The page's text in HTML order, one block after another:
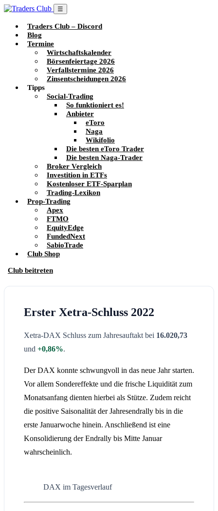
☰
Traders Club – Discord
Blog
Termine
Wirtschaftskalender
Börsenfeiertage 2026
Verfallstermine 2026
Zinsentscheidungen 2026
Tipps
Social-Trading
So funktioniert es!
Anbieter
eToro
Naga
Wikifolio
Die besten eToro Trader
Die besten Naga-Trader
Broker Vergleich
Investition in ETFs
Kostenloser ETF-Sparplan
Trading-Lexikon
Prop-Trading
Apex
FTMO
EquityEdge
FundedNext
SabioTrade
Club Shop
Club beitreten
Erster Xetra-Schluss 2022
Xetra-DAX Schluss zum Jahresauftakt bei 16.020,73
und +0,86%.
Der DAX konnte schwungvoll in das neue Jahr starten.
Vor allem Sondereffekte und die frische Liquidität zum
Monatsanfang dienten hierbei als Stütze. Zudem reicht
die positive Saisonalität der Jahresendrally bis in die
erste Januarwoche hinein. Anschließend ist eine
Konsolidierung der Endrally bis Mitte Januar
wahrscheinlich.
DAX im Tagesverlauf